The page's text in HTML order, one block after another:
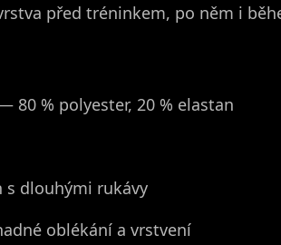
před tréninkem, po něm i
80 % polyester, 20 % elastan
dlouhými rukávy
oblékání a vrstvení